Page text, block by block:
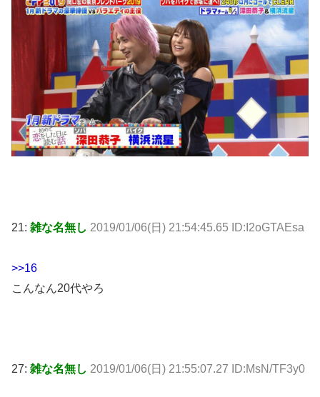
21: 雑な名無し 2019/01/06(日) 21:54:45.65 ID:I2oGTAEsa
>>16
こんなん20代やろ
27: 雑な名無し 2019/01/06(日) 21:55:07.27 ID:MsN/TF3y0